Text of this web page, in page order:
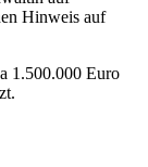
Hinweis auf
1.500.000 Euro